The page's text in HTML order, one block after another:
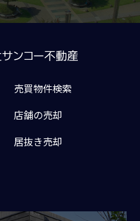
売買物件検索
店舗の売却
居抜き売却